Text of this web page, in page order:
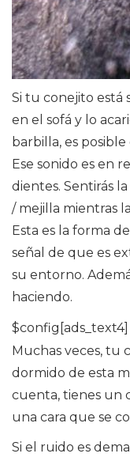
Si tu conejito está
en el sofá y lo
barbilla, es
Ese sonido es en
dientes. Sentirás
/ mejilla mientras
Esta es la forma
señal de que es
su entorno.
haciendo.
Muchas veces, tu
dormido de esta
cuenta, tienes un
una cara que se
Si el ruido es